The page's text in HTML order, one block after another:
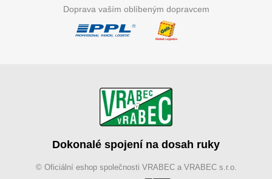
Doprava vaším oblíbeným dopravcem
Dokonalé spojení na dosah ruky
© Oficiální eshop společnosti VRABEC a VRABEC s.r.o.